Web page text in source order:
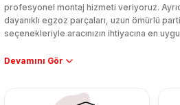
profesyonel montaj hizmeti veriyoruz.
dayanıklı egzoz parçaları, uzun ömürlü
seçenekleriyle aracınızın ihtiyacına en
Performans artışı isteyen sürücüler için
çıkma orijinal ürünler ile yenileyebilir, body